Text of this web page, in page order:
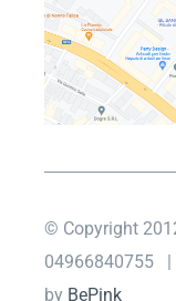
© Copyright
04966840755 |
by BePink